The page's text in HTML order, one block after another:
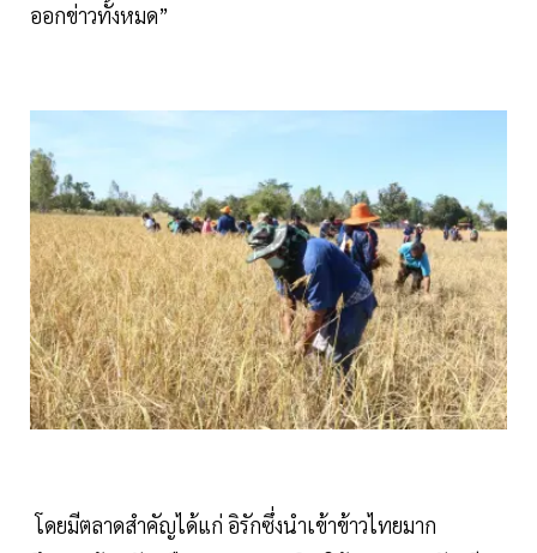
ออกข่าวทั้งหมด”
โดยมีตลาดสำคัญได้แก่ อิรักซึ่งนำเข้าข้าวไทยมาก